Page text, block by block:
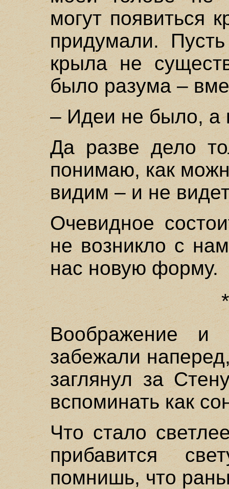
могут появиться
придумали.
крыла не
было разума –
– Идеи не было, а
Да разве дело
понимаю, как
видим – и не
Очевидное
не возникло с
нас новую форму.
Воображение и
забежали
заглянул за
вспоминать как
Что стало
прибавится
помнишь, что